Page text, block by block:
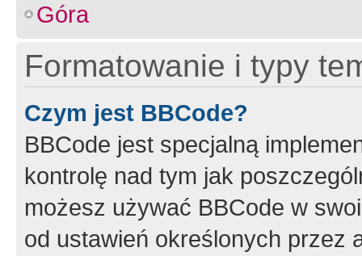
Góra
Formatowanie i typy
Czym jest BBCode?
BBCode jest specjalną
kontrolę nad tym jak
możesz używać BBCode w
od ustawień określonych przez